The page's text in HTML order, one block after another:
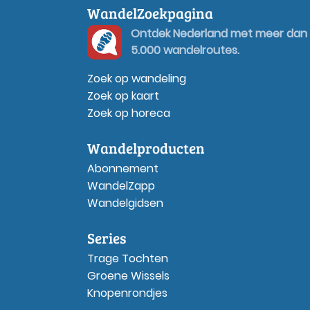
WandelZoekpagina
Ontdek Nederland met meer dan
5.000 wandelroutes.
Zoek op wandeling
Zoek op kaart
Zoek op horeca
Wandelproducten
Abonnement
WandelZapp
Wandelgidsen
Series
Trage Tochten
Groene Wissels
Knopenrondjes